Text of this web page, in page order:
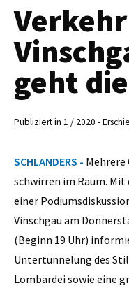
geht
Publiziert in 1 / 2020 -
SCHLANDERS - Mehrere
schwirren im Raum.
einer
Vinschgau am
(Beginn 19 Uhr)
Untertunnelung des
Lombardei sowie eine